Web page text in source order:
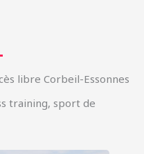
libre Corbeil-Essonnes
training, sport de